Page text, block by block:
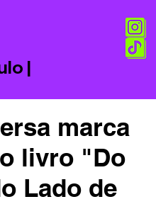
|
marca
livro "Do
Lado de